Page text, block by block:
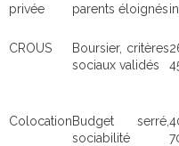
privée
parents éloignés
CROUS
Boursier, critères
sociaux validés
ColocationBudget serré,
sociabilité